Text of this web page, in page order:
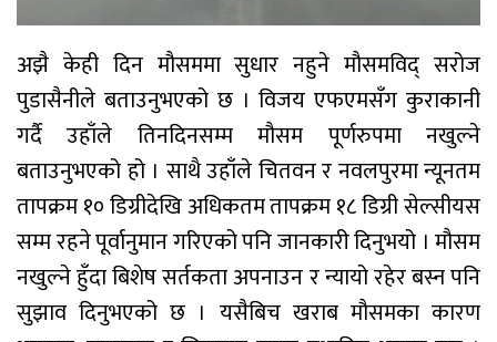
अझै केही दिन मौसममा सुधार नहुने मौसमविद् सरोज
पुडासैनीले बताउनुभएको छ । विजय एफएमसँग कुराकानी
गर्दै उहाँले तिनदिनसम्म मौसम पूर्णरुपमा नखुल्ने
बताउनुभएको हो । साथै उहाँले चितवन र नवलपुरमा न्यूनतम
तापक्रम १० डिग्रीदेखि अधिकतम तापक्रम १८ डिग्री सेल्सीयस
सम्म रहने पूर्वानुमान गरिएको पनि जानकारी दिनुभयो । मौसम
नखुल्ने हुँदा बिशेष सर्तकता अपनाउन र न्यायो रहेर बस्न पनि
सुझाव दिनुभएको छ । यसैबिच खराब मौसमका कारण